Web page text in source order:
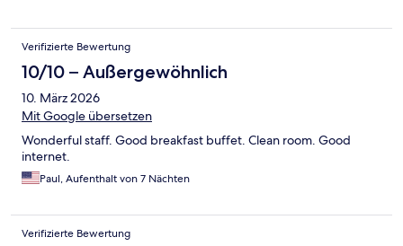
Verifizierte Bewertung
10/10 – Außergewöhnlich
10. März 2026
Mit Google übersetzen
Wonderful staff. Good breakfast buffet. Clean room. Good
internet.
Paul, Aufenthalt von 7 Nächten
Verifizierte Bewertung